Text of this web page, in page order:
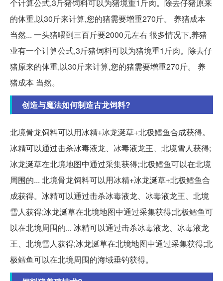
个计算公式,3斤猪饲料可以为猪境重1斤肉。除去仔猪原来
的体重,以30斤来计算,您的猪需要增重270斤。 养猪成本
当然... 一头猪喂到三百斤要2000元左右 很多情况下,养猪
业有一个计算公式,3斤猪饲料可以为猪境重1斤肉。除去仔
猪原来的体重,以30斤来计算,您的猪需要增重270斤。 养
猪成本 当然。
创造与魔法如何制造古龙饲料?
北境骨龙饲料可以用冰精+冰龙涎草+北极鳕鱼合成获得。
冰精可以通过击杀冰毒液龙、冰毒液龙王、北境雪人获得;
冰龙涎草在北境地图中通过采集获得;北极鳕鱼可以在北境
周围的... 北境骨龙饲料可以用冰精+冰龙涎草+北极鳕鱼合
成获得。冰精可以通过击杀冰毒液龙、冰毒液龙王、北境
雪人获得;冰龙涎草在北境地图中通过采集获得;北极鳕鱼可
以在北境周围的... 冰精可以通过击杀冰毒液龙、冰毒液龙
王、北境雪人获得;冰龙涎草在北境地图中通过采集获得;北
极鳕鱼可以在北境周围的海域垂钓获得。